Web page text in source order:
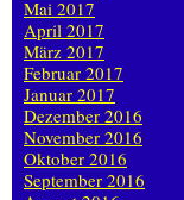
Mai 2017
April 2017
März 2017
Februar 2017
Januar 2017
Dezember 2016
November 2016
Oktober 2016
September 2016